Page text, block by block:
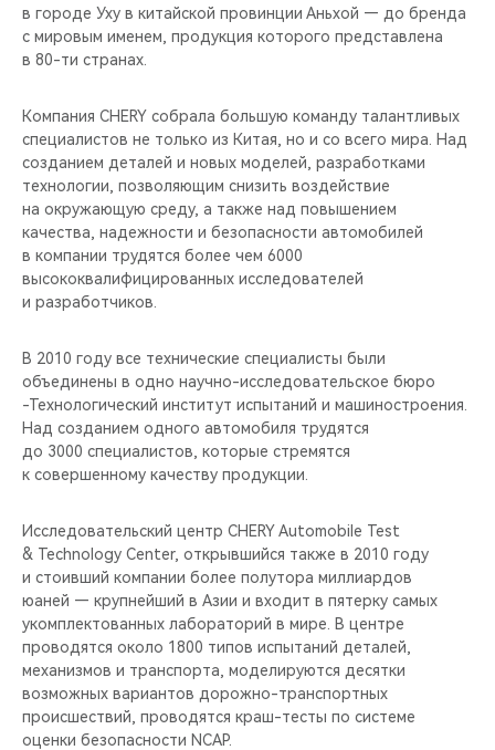
CHERY И СПОРТ
ВИДЕООБЗОРЫ
CHERY ДЛЯ ДЕТЕЙ
в городе Уху в китайской провинции Аньхой — до бренда
с мировым именем, продукция которого представлена
в 80-ти странах.
Компания CHERY собрала большую команду талантливых
специалистов не только из Китая, но и со всего мира. Над
созданием деталей и новых моделей, разработками
технологии, позволяющим снизить воздействие
на окружающую среду, а также над повышением
качества, надежности и безопасности автомобилей
в компании трудятся более чем 6000
высококвалифицированных исследователей
и разработчиков.
В 2010 году все технические специалисты были
объединены в одно научно-исследовательское бюро
-Технологический институт испытаний и машиностроения.
Над созданием одного автомобиля трудятся
до 3000 специалистов, которые стремятся
к совершенному качеству продукции.
Исследовательский центр CHERY Automobile Test
& Technology Center, открывшийся также в 2010 году
и стоивший компании более полутора миллиардов
юаней — крупнейший в Азии и входит в пятерку самых
укомплектованных лабораторий в мире. В центре
проводятся около 1800 типов испытаний деталей,
механизмов и транспорта, моделируются десятки
возможных вариантов дорожно-транспортных
происшествий, проводятся краш-тесты по системе
оценки безопасности NCAP.